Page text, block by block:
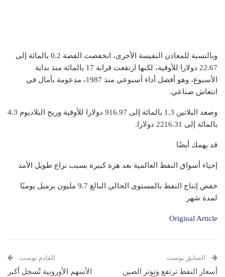
وبالنسبة للمعادن النفيسة الأخرى، انخفضت الفضة 0.2 بالمائة إلى
22.67 دولارا للأوقية، لكنها ارتفعت قرابة 17 بالمائة منذ بداية
الأسبوع، وهو أفضل أداء أسبوعي منذ 1987، مدعومة بآمال في
انتعاش صناعي.
وصعد البلاتين 1.3 بالمائة إلى 916.97 دولارا للأوقية وربح البلاديوم 4.3
بالمائة إلى 2216.31 دولارا.
قد يهمك أيضًا
إحياء أسواق النفط العالمية بعد هزة كبيرة بسبب نزاع طويل الأمد
خفض إنتاج النفط بالمستوى الحالي البالغ 9.7 مليون برميل يوميًا
لمدة شهر
Original Article
السابق بوست
أسعار النفط ترتفع وتوتر الصين
القادم بوست
الأسهم الأوروبية تُسجل أكبر